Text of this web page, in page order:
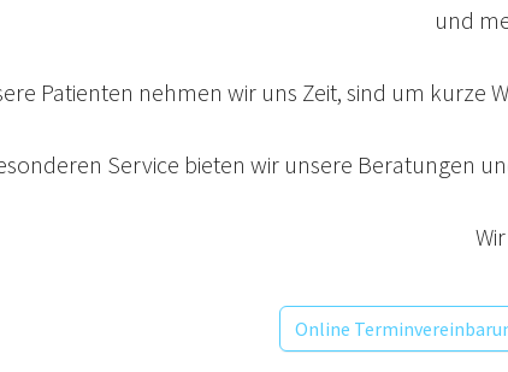
und
Patienten nehmen wir uns Zeit, sind um kurze
Service bieten wir unsere Beratungen
Online